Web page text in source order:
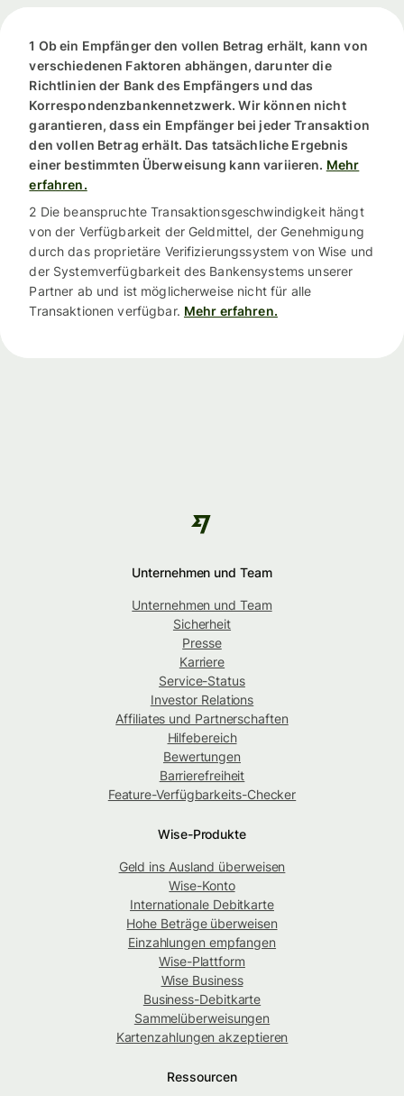
1 Ob ein Empfänger den vollen Betrag erhält, kann von
verschiedenen Faktoren abhängen, darunter die
Richtlinien der Bank des Empfängers und das
Korrespondenzbankennetzwerk. Wir können nicht
garantieren, dass ein Empfänger bei jeder Transaktion
den vollen Betrag erhält. Das tatsächliche Ergebnis
einer bestimmten Überweisung kann variieren. Mehr
erfahren.
2 Die beanspruchte Transaktionsgeschwindigkeit hängt
von der Verfügbarkeit der Geldmittel, der Genehmigung
durch das proprietäre Verifizierungssystem von Wise und
der Systemverfügbarkeit des Bankensystems unserer
Partner ab und ist möglicherweise nicht für alle
Transaktionen verfügbar. Mehr erfahren.
Unternehmen und Team
Unternehmen und Team
Sicherheit
Presse
Karriere
Service-Status
Investor Relations
Affiliates und Partnerschaften
Hilfebereich
Bewertungen
Barrierefreiheit
Feature-Verfügbarkeits-Checker
Wise-Produkte
Geld ins Ausland überweisen
Wise-Konto
Internationale Debitkarte
Hohe Beträge überweisen
Einzahlungen empfangen
Wise-Plattform
Wise Business
Business-Debitkarte
Sammelüberweisungen
Kartenzahlungen akzeptieren
Ressourcen